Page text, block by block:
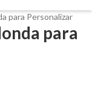
para Personalizar
para